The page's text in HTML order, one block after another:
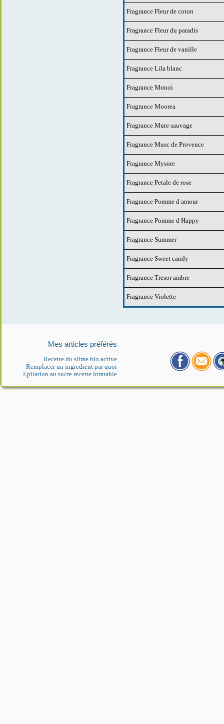
Fragrance Fleur de coton
Fragrance Fleur du paradis
Fragrance Fleur de vanille
Fragrance Lila blanc
Fragrance Monoi
Fragrance Moorea
Fragrance Mure sauvage
Fragrance Musc de Provence
Fragrance Mysore
Fragrance Petale de rose
Fragrance Pomme d amour
Fragrance Pomme d Happy
Fragrance Summer
Fragrance Sweet candy
Fragrance Tresor ambre
Fragrance Violette
Mes articles préférés
Recette du slime bio active
Remplacer un ingredient par quoi
Epilation au sucre recette inratable